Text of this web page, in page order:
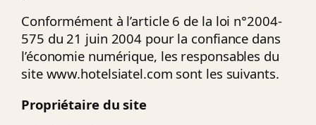
Conformément à l’article 6 de la loi n°2004-
575 du 21 juin 2004 pour la confiance dans
l’économie numérique, les responsables du
site www.hotelsiatel.com sont les suivants.
Propriétaire du site